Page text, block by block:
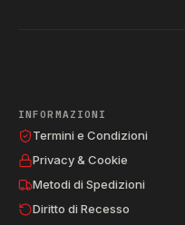
INFORMAZIONI
Termini e Condizioni
Privacy & Cookie
Metodi di Spedizioni
Diritto di Recesso